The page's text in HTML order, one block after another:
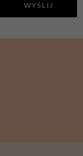
WYŚLIJ